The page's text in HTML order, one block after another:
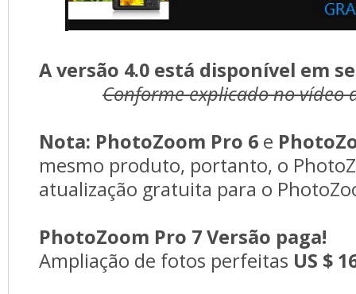
A versão 4.0 está disponível em
Conforme explicado no vídeo
Nota: PhotoZoom Pro 6 e
mesmo produto, portanto, o
atualização gratuita para o
PhotoZoom Pro 7 Versão paga!
Ampliação de fotos perfeitas US $